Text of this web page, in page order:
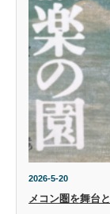
2026-5-20
メコン圏を舞台